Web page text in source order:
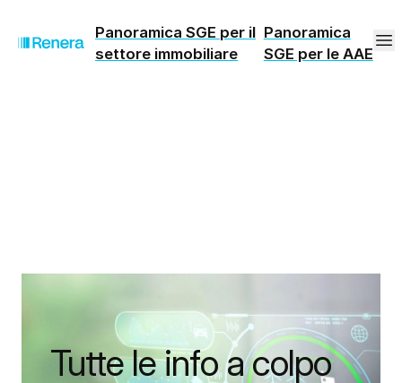
Panoramica SGE per il
settore immobiliare
Panoramica
SGE per le AAE
Tutte le info a colpo